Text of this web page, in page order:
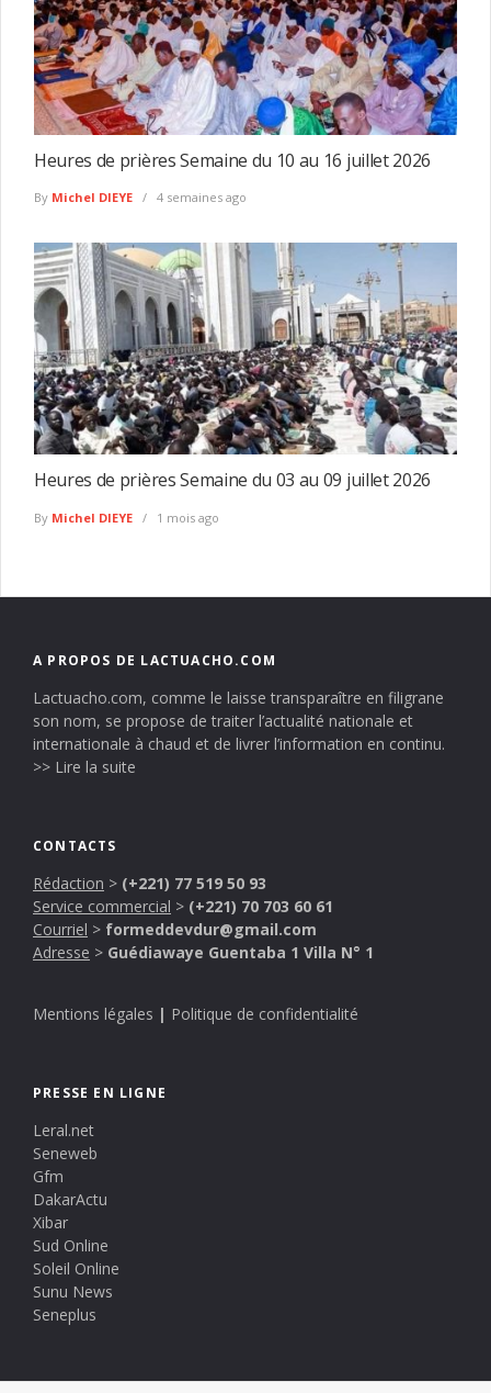
Heures de prières Semaine du 10 au 16 juillet 2026
By Michel DIEYE 4 semaines ago
Heures de prières Semaine du 03 au 09 juillet 2026
By Michel DIEYE 1 mois ago
A PROPOS DE LACTUACHO.COM
Lactuacho.com, comme le laisse transparaître en filigrane
son nom, se propose de traiter l’actualité nationale et
internationale à chaud et de livrer l’information en continu.
>> Lire la suite
CONTACTS
Rédaction > (+221) 77 519 50 93
Service commercial > (+221) 70 703 60 61
Courriel > formeddevdur@gmail.com
Adresse > Guédiawaye Guentaba 1 Villa N° 1
Mentions légales | Politique de confidentialité
PRESSE EN LIGNE
Leral.net
Seneweb
Gfm
DakarActu
Xibar
Sud Online
Soleil Online
Sunu News
Seneplus